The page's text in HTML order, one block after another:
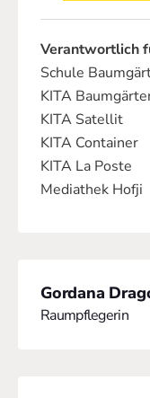
Verantwortlich
Schule
KITA
KITA Satellit
KITA Container
KITA La Poste
Mediathek Hofji
Gordana
Raumpflegerin